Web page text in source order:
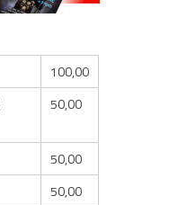
100,00
50,00
50,00
50,00